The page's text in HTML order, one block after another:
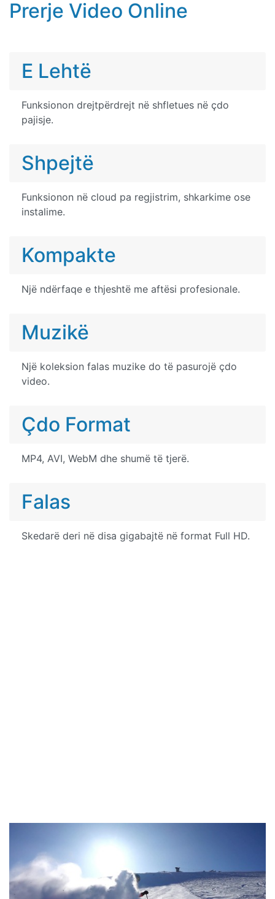
Prerje Video Online
E Lehtë
Funksionon drejtpërdrejt në shfletues në çdo
pajisje.
Shpejtë
Funksionon në cloud pa regjistrim, shkarkime ose
instalime.
Kompakte
Një ndërfaqe e thjeshtë me aftësi profesionale.
Muzikë
Një koleksion falas muzike do të pasurojë çdo
video.
Çdo Format
MP4, AVI, WebM dhe shumë të tjerë.
Falas
Skedarë deri në disa gigabajtë në format Full HD.